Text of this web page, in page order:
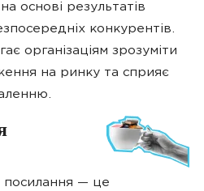
основі результатів
конкурентів.
організаціям зрозуміти
на ринку та сприяє
— це